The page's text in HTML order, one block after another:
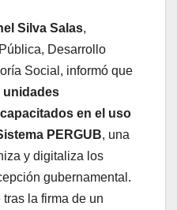
Silva Salas,
Desarrollo
Social, informó que
unidades
capacitados en el uso
PERGUB, una
y digitaliza los
gubernamental.
la firma de un